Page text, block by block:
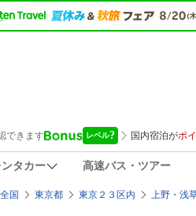
ンタカー 高速バス・ツアー
全国 東京都 東京２３区内 上野・浅